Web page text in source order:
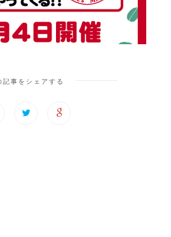
記事をシェアする